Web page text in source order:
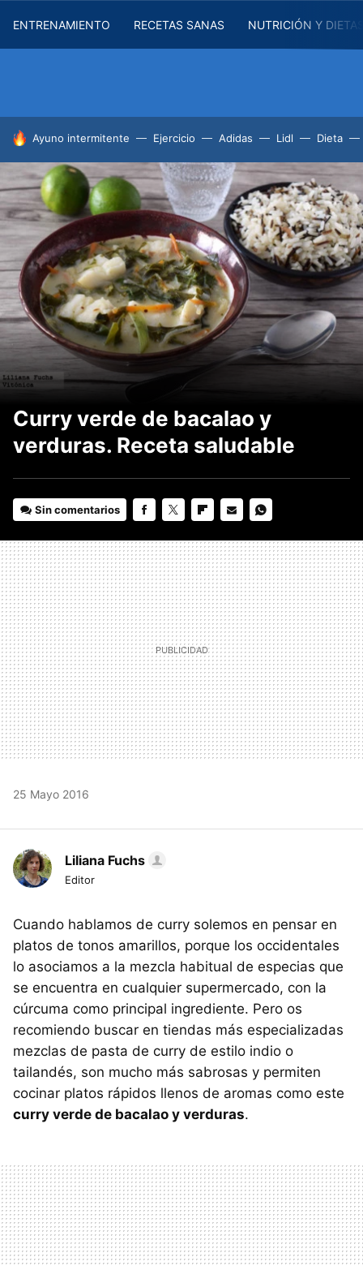
ENTRENAMIENTO RECETAS SANAS NUTRICIÓN Y
HOY SE HABLA DE
Ayuno intermitente Ejercicio Adidas Lidl Dieta
Curry verde de bacalao y
verduras. Receta saludable
Sin comentarios
MAIL
25 Mayo 2016
Liliana Fuchs
Editor
Cuando hablamos de curry solemos en pensar en
platos de tonos amarillos, porque los occidentales
lo asociamos a la mezcla habitual de especias que
se encuentra en cualquier supermercado, con la
cúrcuma como principal ingrediente. Pero os
recomiendo buscar en tiendas más especializadas
mezclas de pasta de curry de estilo indio o
tailandés, son mucho más sabrosas y permiten
cocinar platos rápidos llenos de aromas como este
curry verde de bacalao y verduras.